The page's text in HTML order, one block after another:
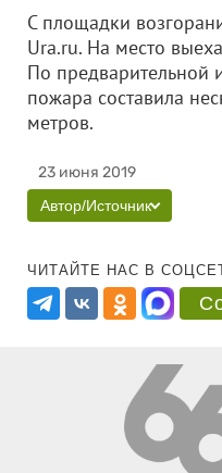
С площадки
Ura.ru. На место
По
пожара составила
метров.
23 июня 2019
Автор/Источник
ЧИТАЙТЕ НАС В